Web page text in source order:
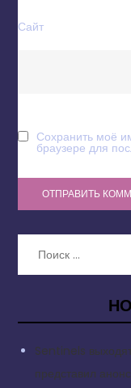
Сайт
Сохранить моё
браузере для
Sentinels
представил анонс